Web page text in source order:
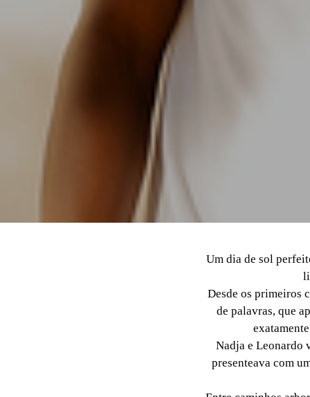
Um dia de sol
Desde os primeiros
de palavras, que
Nadja e Leonardo
presenteava com